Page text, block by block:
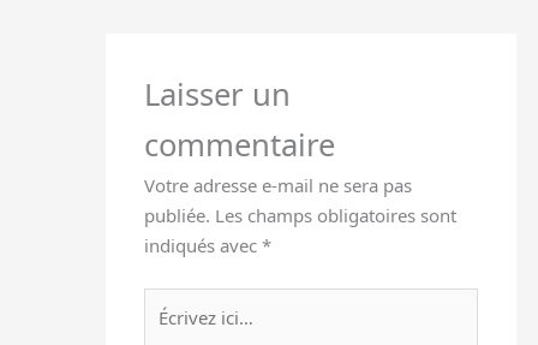
Laisser un
commentaire
Votre adresse e-mail ne sera pas
publiée. Les champs obligatoires sont
indiqués avec*
Écrivez
ici…